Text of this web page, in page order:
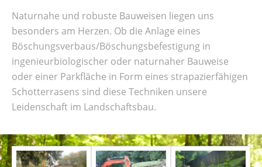
Naturnahe und robuste Bauweisen liegen uns
besonders am Herzen. Ob die Anlage eines
Böschungsverbaus/Böschungsbefestigung in
ingenieurbiologischer oder naturnaher Bauweise
oder einer Parkfläche in Form eines strapazierfähigen
Schotterrasens sind diese Techniken unsere
Leidenschaft im Landschaftsbau.